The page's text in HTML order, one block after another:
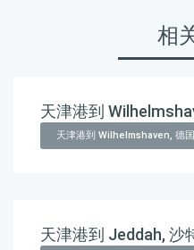
相
天津港到
天津港到 Wilhelmshaven, 德
天津港到 Jeddah, 沙